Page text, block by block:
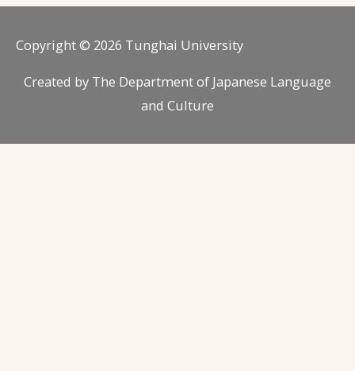
Copyright © 2026 Tunghai University
Created by The Department of Japanese Language
and Culture